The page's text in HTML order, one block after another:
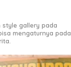
gallery pada
mengaturnya pada